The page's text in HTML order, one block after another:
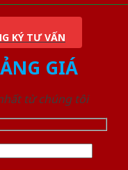
KÝ TƯ VẤN
GIÁ
từ chúng tôi